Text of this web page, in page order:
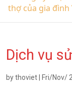
Dịch vụ
bythoviet Fri/Nov/